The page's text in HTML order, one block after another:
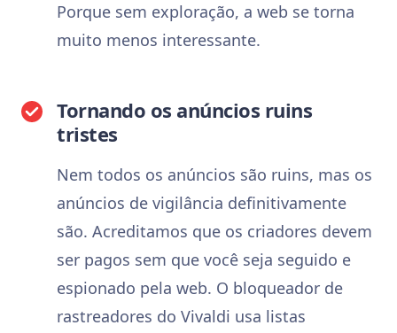
Porque sem exploração, a web se torna
muito menos interessante.
Tornando os anúncios ruins
tristes
Nem todos os anúncios são ruins, mas os
anúncios de vigilância definitivamente
são. Acreditamos que os criadores devem
ser pagos sem que você seja seguido e
espionado pela web. O bloqueador de
rastreadores do Vivaldi usa listas